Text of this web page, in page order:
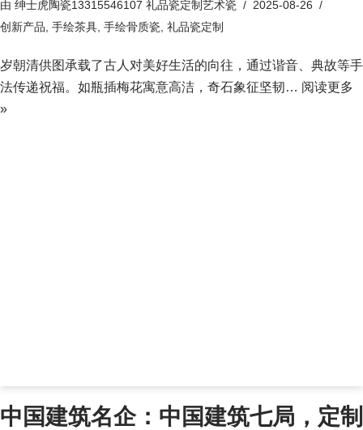
由 绅士虎陶瓷13315546107 礼品瓷定制艺术瓷
2025-08-26
创新产品 手绘茶具 手绘骨质瓷 礼品瓷定制
岁朝清供图承载了古人对美好生活的向往，通过谐音、典故等手
法传递祝福。如瓶插梅花寓意高洁，奇石象征坚韧… 阅读更多
»
中国建筑名企：中国建筑七局，定制